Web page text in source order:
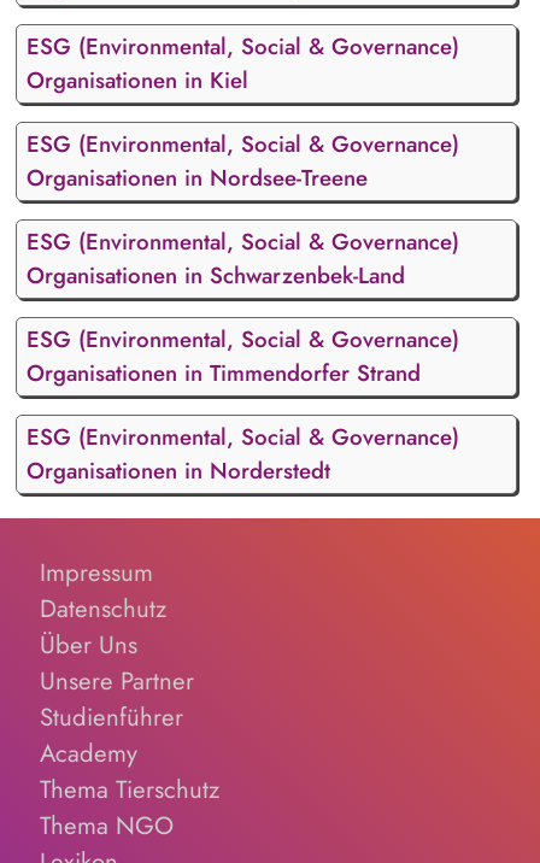
ESG (Environmental, Social & Governance)
Organisationen in Kiel
ESG (Environmental, Social & Governance)
Organisationen in Nordsee-Treene
ESG (Environmental, Social & Governance)
Organisationen in Schwarzenbek-Land
ESG (Environmental, Social & Governance)
Organisationen in Timmendorfer Strand
ESG (Environmental, Social & Governance)
Organisationen in Norderstedt
Impressum
Datenschutz
Über Uns
Unsere Partner
Studienführer
Academy
Thema Tierschutz
Thema NGO